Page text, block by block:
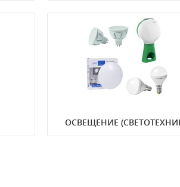
ОСВЕЩЕНИЕ
Светильники (LED)
Датчики движения